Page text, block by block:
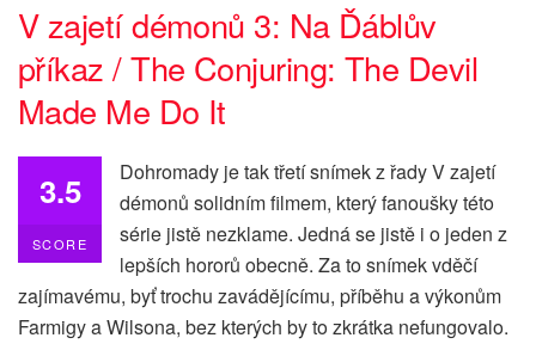
V zajetí démonů 3: Na Ďáblův
příkaz / The Conjuring: The Devil
Made Me Do It
3.5
SCORE
Dohromady je tak třetí snímek z řady V zajetí
démonů solidním filmem, který fanoušky této
série jistě nezklame. Jedná se jistě i o jeden z
lepších hororů obecně. Za to snímek vděčí
zajímavému, byť trochu zavádějícímu, příběhu a výkonům
Farmigy a Wilsona, bez kterých by to zkrátka nefungovalo.